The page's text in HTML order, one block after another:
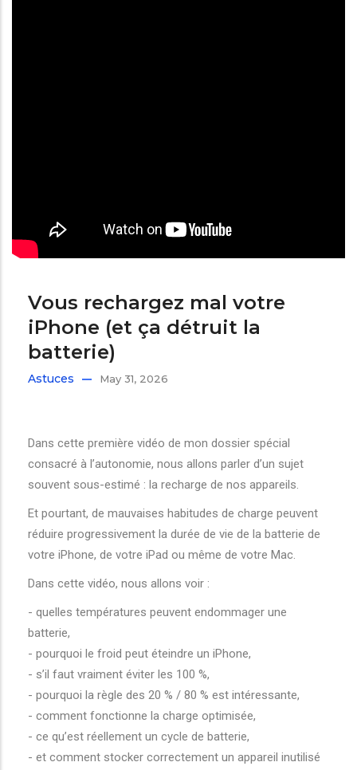
Vous rechargez mal votre
iPhone (et ça détruit la
batterie)
Astuces May 31, 2026
Dans cette première vidéo de mon dossier spécial
consacré à l’autonomie, nous allons parler d’un sujet
souvent sous-estimé : la recharge de nos appareils.
Et pourtant, de mauvaises habitudes de charge peuvent
réduire progressivement la durée de vie de la batterie de
votre iPhone, de votre iPad ou même de votre Mac.
Dans cette vidéo, nous allons voir :
- quelles températures peuvent endommager une
batterie,
- pourquoi le froid peut éteindre un iPhone,
- s’il faut vraiment éviter les 100 %,
- pourquoi la règle des 20 % / 80 % est intéressante,
- comment fonctionne la charge optimisée,
- ce qu’est réellement un cycle de batterie,
- et comment stocker correctement un appareil inutilisé